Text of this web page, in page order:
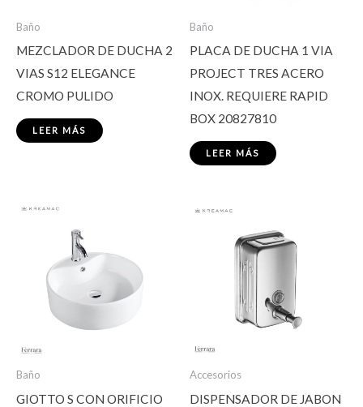
Baño
MEZCLADOR DE DUCHA 2
VIAS S12 ELEGANCE
CROMO PULIDO
LEER MÁS
Baño
PLACA DE DUCHA 1 VIA
PROJECT TRES ACERO
INOX. REQUIERE RAPID
BOX 20827810
LEER MÁS
Baño
GIOTTO S CON ORIFICIO
Accesorios
DISPENSADOR DE JABON